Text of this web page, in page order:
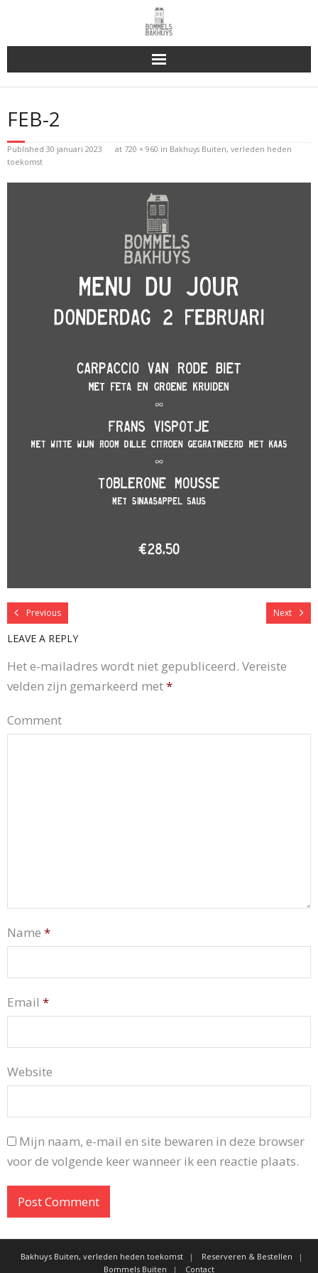
Bakhuys Buiten, verleden heden toekomst
Reserveren & Bestellen
Bommels Buiten
FEB-2
Published 30 januari 2023 at 720 × 960 in Bakhuys Buiten, verleden heden
toekomst
Previous Next
LEAVE A REPLY
Het e-mailadres wordt niet gepubliceerd. Vereiste
velden zijn gemarkeerd met*
Comment
Name *
Email *
Website
Mijn naam, e-mail en site bewaren in deze browser
voor de volgende keer wanneer ik een reactie plaats.
Bakhuys Buiten, verleden heden toekomst
Reserveren & Bestellen
Bommels Buiten
Contact